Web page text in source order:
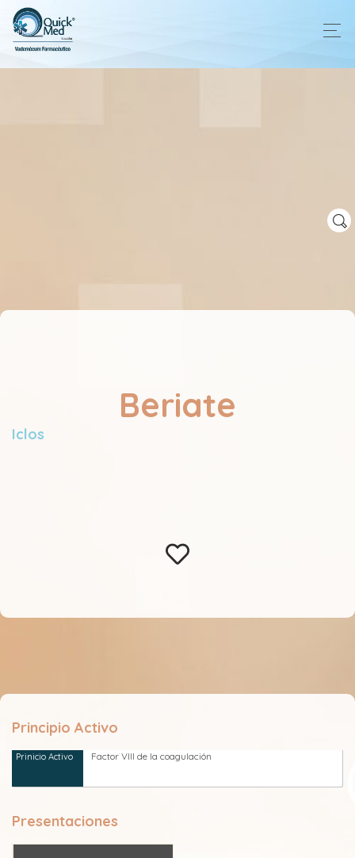
Beriate
Iclos
Principio Activo
Factor VIII de la coagulación
Presentaciones